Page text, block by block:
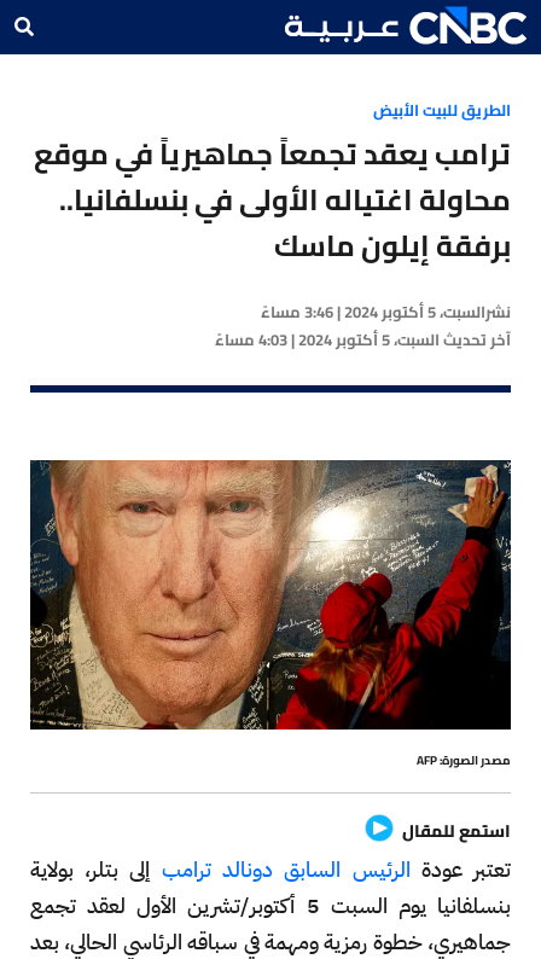
الطريق للبيت الأبيض
ترامب يعقد تجمعاً جماهيرياً في موقع
محاولة اغتياله الأولى في بنسلفانيا..
برفقة إيلون ماسك
نشرالسبت، 5 أكتوبر 2024 | 3:46 مساءً
آخر تحديثالسبت، 5 أكتوبر 2024 | 4:03 مساءً
مصدر الصورة: AFP
استمع للمقال
تعتبر عودة الرئيس السابق دونالد ترامب إلى بتلر، بولاية
بنسلفانيا يوم السبت 5 أكتوبر/تشرين الأول لعقد تجمع
جماهيري، خطوة رمزية ومهمة في سباقه الرئاسي الحالي، بعد